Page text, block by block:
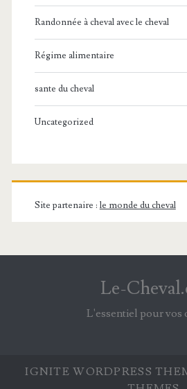
Randonnée à cheval avec le cheval
Régime alimentaire
sante du cheval
Uncategorized
Site partenaire : le monde du cheval
Le-
L'essentiel pour vos
IGNITE WORDPRESS